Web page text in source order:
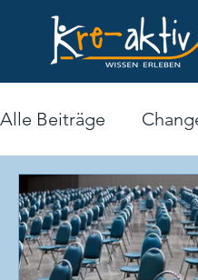
Alle Beiträge
Zertifizierter